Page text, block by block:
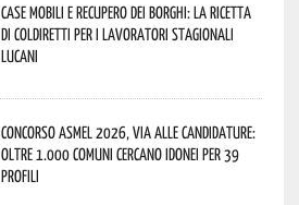
Case mobili e recupero dei borghi: la ricetta
di Coldiretti per i lavoratori stagionali
lucani
Concorso Asmel 2026, via alle candidature:
oltre 1.000 Comuni cercano idonei per 39
profili